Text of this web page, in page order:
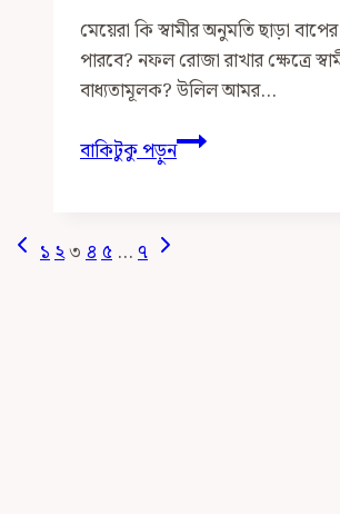
মেয়েরা কি স্বামীর অনুমতি ছাড়া
পারবে? নফল রোজা রাখার ক্ষেত্রে
বাধ্যতামূলক? উলিল আমর…
বাকিটুকু পড়ুনস্ত্রীর
ব্যাপারে
Page
Previous
১২৩৪৫ …৭ Next